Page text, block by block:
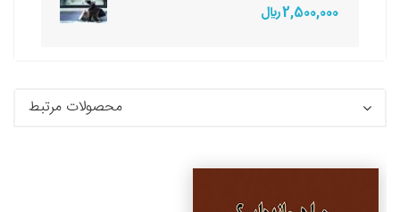
2,500,000 ريال
محصولات مرتبط